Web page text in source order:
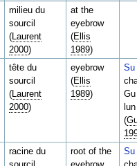
milieu du
sourcil
(Laurent
2000)
at the
eyebrow
(Ellis
1989)
tête du
sourcil
(Laurent
2000)
eyebrow
(Ellis
1989)
Su
lun
(
racine du
sourcil
root of the
eyebrow
Su